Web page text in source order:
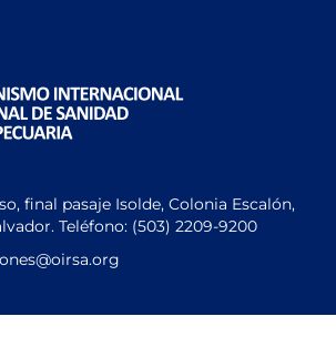
final pasaje Isolde, Colonia Escalón,
Teléfono: (503) 2209-9200
@oirsa.org